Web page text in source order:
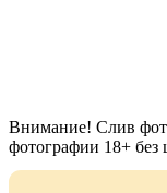
Внимание! Слив
фотографии 18+ без